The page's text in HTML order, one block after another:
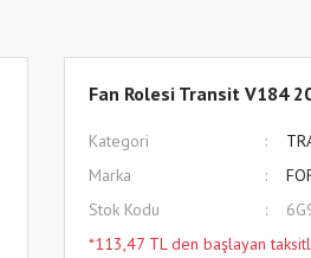
Fan Rolesi Transit V184
Kategori
Marka
Stok Kodu
*113,47 TL den başlayan